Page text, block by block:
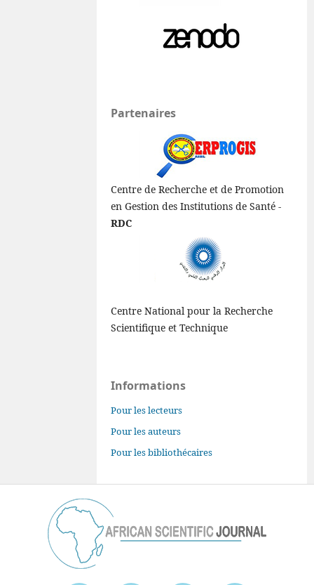
Partenaires
Centre de Recherche et de Promotion
en Gestion des Institutions de Santé -
RDC
Centre National pour la Recherche
Scientifique et Technique
Informations
Pour les lecteurs
Pour les auteurs
Pour les bibliothécaires